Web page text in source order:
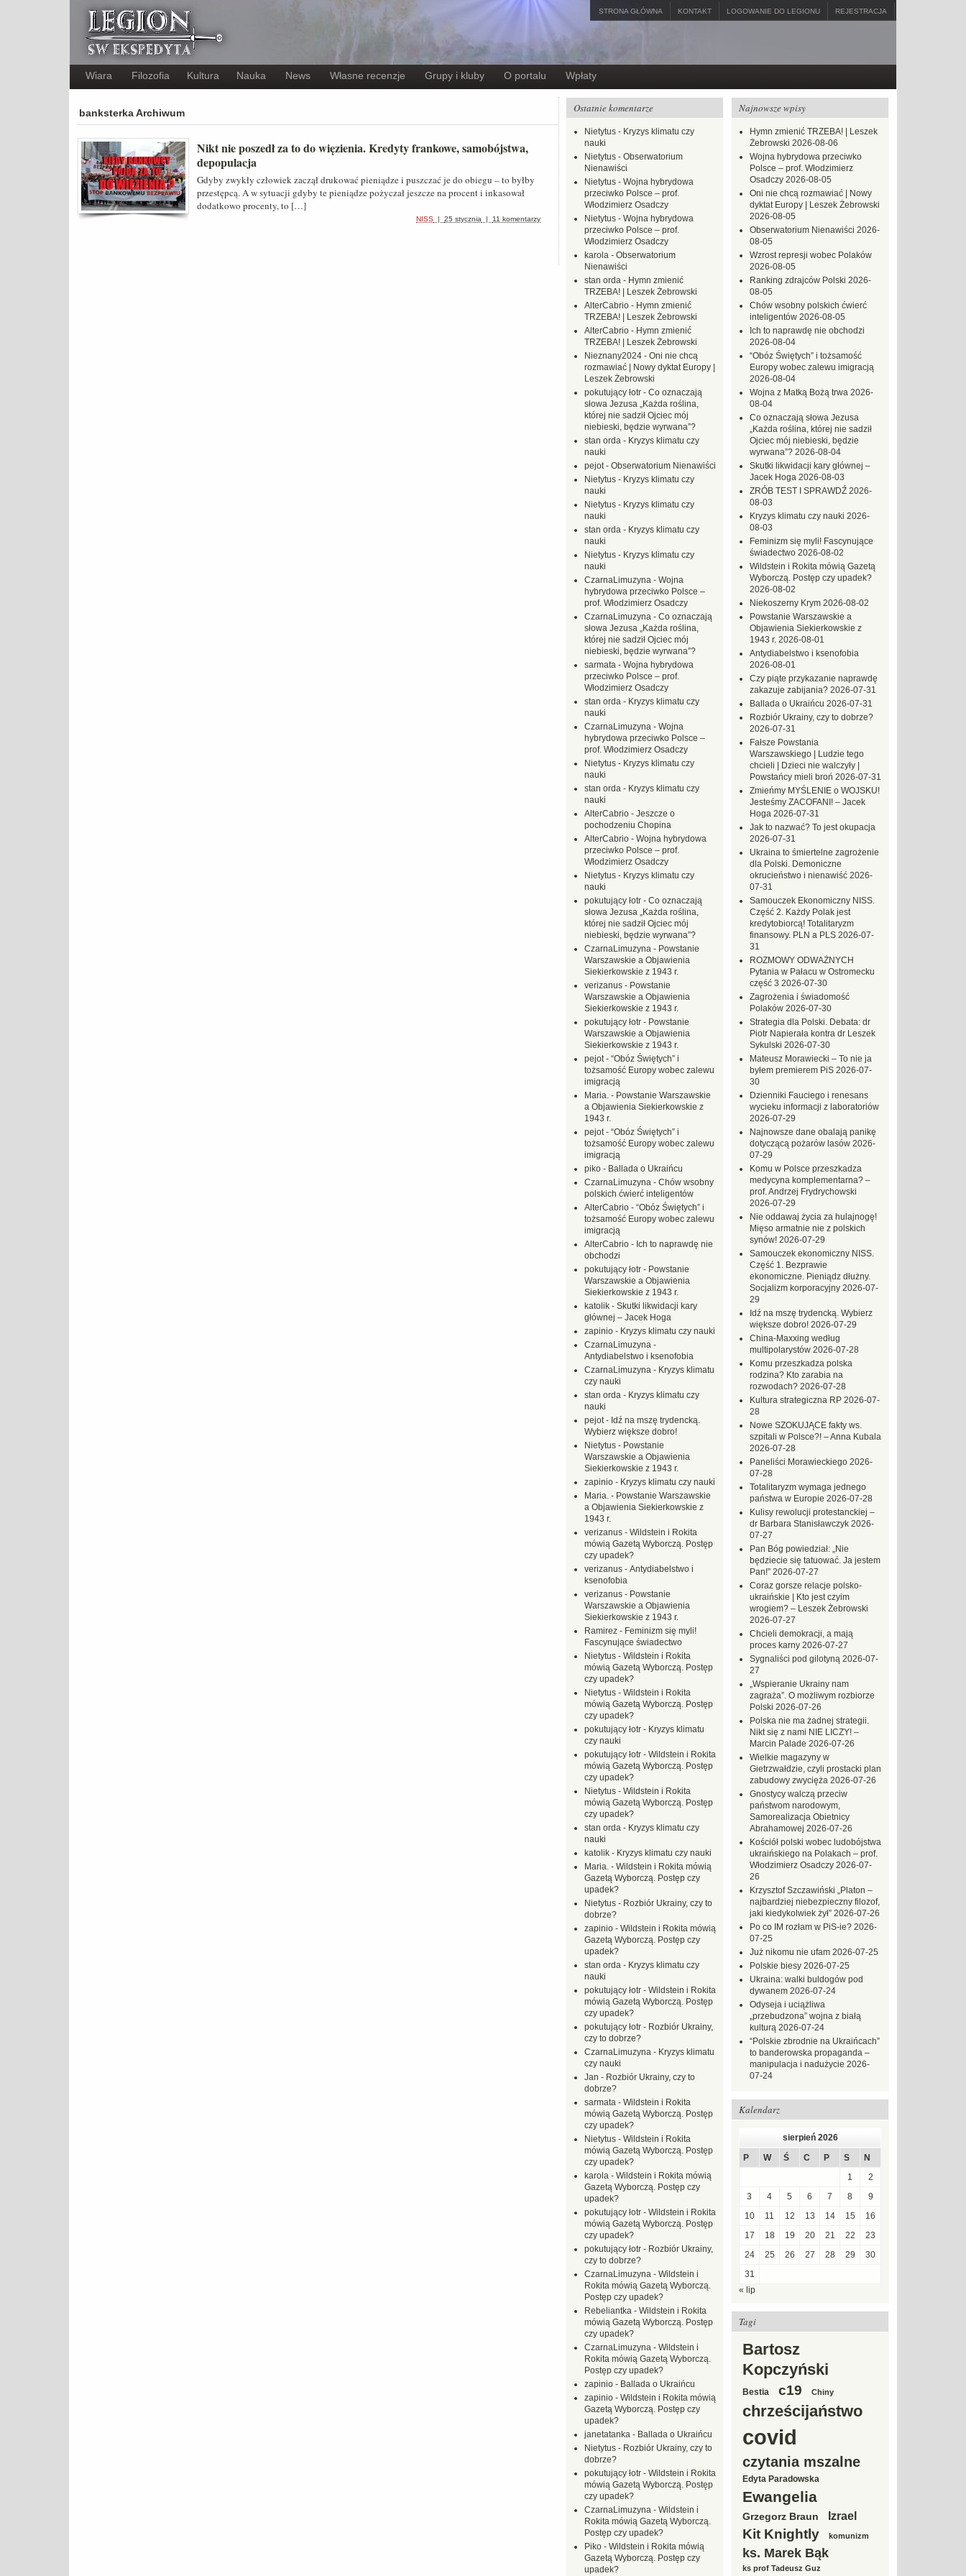
STRONA GŁÓWNA KONTAKT LOGOWANIE DO LEGIONU REJESTRACJA
Wiara Filozofia Kultura Nauka News Własne recenzje Grupy i kluby O portalu Wpłaty
banksterka Archiwum
Nikt nie poszedł za to do więzienia. Kredyty frankowe, samobójstwa,
depopulacja
Gdyby zwykły człowiek zaczął drukować pieniądze i puszczać je do obiegu – to byłby
przestępcą. A w sytuacji gdyby te pieniądze pożyczał jeszcze na procent i inkasował
dodatkowo procenty, to […]
NISS | 25 stycznia | 11 komentarzy
Najnowsze wpisy
Hymn zmienić TRZEBA! | Leszek
Żebrowski 2026-08-06
Wojna hybrydowa przeciwko
Polsce – prof. Włodzimierz
Osadczy 2026-08-05
Oni nie chcą rozmawiać | Nowy
dyktat Europy | Leszek Żebrowski
2026-08-05
Obserwatorium Nienawiści 2026-
08-05
Wzrost represji wobec Polaków
2026-08-05
Ranking zdrajców Polski 2026-
08-05
Chów wsobny polskich ćwierć
inteligentów 2026-08-05
Ich to naprawdę nie obchodzi
2026-08-04
“Obóz Świętych” i tożsamość
Europy wobec zalewu imigracją
2026-08-04
Wojna z Matką Bożą trwa 2026-
08-04
Co oznaczają słowa Jezusa
„Każda roślina, której nie sadził
Ojciec mój niebieski, będzie
wyrwana”? 2026-08-04
Skutki likwidacji kary głównej –
Jacek Hoga 2026-08-03
ZRÓB TEST I SPRAWDŹ 2026-
08-03
Kryzys klimatu czy nauki 2026-
08-03
Feminizm się myli! Fascynujące
świadectwo 2026-08-02
Wildstein i Rokita mówią Gazetą
Wyborczą. Postęp czy upadek?
2026-08-02
Niekoszerny Krym 2026-08-02
Powstanie Warszawskie a
Objawienia Siekierkowskie z
1943 r. 2026-08-01
Antydiabelstwo i ksenofobia
2026-08-01
Czy piąte przykazanie naprawdę
zakazuje zabijania? 2026-07-31
Ballada o Ukraińcu 2026-07-31
Rozbiór Ukrainy, czy to dobrze?
2026-07-31
Fałsze Powstania
Warszawskiego | Ludzie tego
chcieli | Dzieci nie walczyły |
Powstańcy mieli broń 2026-07-31
Zmieńmy MYŚLENIE o WOJSKU!
Jesteśmy ZACOFANI! – Jacek
Hoga 2026-07-31
Jak to nazwać? To jest okupacja
2026-07-31
Ukraina to śmiertelne zagrożenie
dla Polski. Demoniczne
okrucieństwo i nienawiść 2026-
07-31
Samouczek Ekonomiczny NISS.
Część 2. Każdy Polak jest
kredytobiorcą! Totalitaryzm
finansowy. PLN a PLS 2026-07-
31
ROZMOWY ODWAŻNYCH
Pytania w Pałacu w Ostromecku
część 3 2026-07-30
Zagrożenia i świadomość
Polaków 2026-07-30
Strategia dla Polski. Debata: dr
Piotr Napierała kontra dr Leszek
Sykulski 2026-07-30
Mateusz Morawiecki – To nie ja
byłem premierem PiS 2026-07-
30
Dzienniki Fauciego i renesans
wycieku informacji z laboratoriów
2026-07-29
Najnowsze dane obalają panikę
dotyczącą pożarów lasów 2026-
07-29
Komu w Polsce przeszkadza
medycyna komplementarna? –
prof. Andrzej Frydrychowski
2026-07-29
Nie oddawaj życia za hulajnogę!
Mięso armatnie nie z polskich
synów! 2026-07-29
Samouczek ekonomiczny NISS.
Część 1. Bezprawie
ekonomiczne. Pieniądz dłużny.
Socjalizm korporacyjny 2026-07-
29
Idź na mszę trydencką. Wybierz
większe dobro! 2026-07-29
China-Maxxing według
multipolarystów 2026-07-28
Komu przeszkadza polska
rodzina? Kto zarabia na
rozwodach? 2026-07-28
Kultura strategiczna RP 2026-07-
28
Nowe SZOKUJĄCE fakty ws.
szpitali w Polsce?! – Anna Kubala
2026-07-28
Paneliści Morawieckiego 2026-
07-28
Totalitaryzm wymaga jednego
państwa w Europie 2026-07-28
Kulisy rewolucji protestanckiej –
dr Barbara Stanisławczyk 2026-
07-27
Pan Bóg powiedział: „Nie
będziecie się tatuować. Ja jestem
Pan!” 2026-07-27
Coraz gorsze relacje polsko-
ukraińskie | Kto jest czyim
wrogiem? – Leszek Żebrowski
2026-07-27
Chcieli demokracji, a mają
proces karny 2026-07-27
Sygnaliści pod gilotyną 2026-07-
27
„Wspieranie Ukrainy nam
zagraża”. O możliwym rozbiorze
Polski 2026-07-26
Polska nie ma żadnej strategii.
Nikt się z nami NIE LICZY! –
Marcin Palade 2026-07-26
Wielkie magazyny w
Gietrzwałdzie, czyli prostacki plan
zabudowy zwycięża 2026-07-26
Gnostycy walczą przeciw
państwom narodowym,
Samorealizacja Obietnicy
Abrahamowej 2026-07-26
Kościół polski wobec ludobójstwa
ukraińskiego na Polakach – prof.
Włodzimierz Osadczy 2026-07-
26
Krzysztof Szczawiński „Platon –
najbardziej niebezpieczny filozof,
jaki kiedykolwiek żył” 2026-07-26
Po co IM rozłam w PiS-ie? 2026-
07-25
Już nikomu nie ufam 2026-07-25
Polskie biesy 2026-07-25
Ukraina: walki buldogów pod
dywanem 2026-07-24
Odyseja i uciążliwa
„przebudzona” wojna z białą
kulturą 2026-07-24
“Polskie zbrodnie na Ukraińcach”
to banderowska propaganda –
manipulacja i nadużycie 2026-
07-24
Kalendarz
sierpień 2026
P
W Ś C P S
N
1
2
3
4 5 6 7 8
9
10
11 12 13 14 15
16
17
18 19 20 21 22
23
24
25 26 27 28 29
30
31
« lip
Tagi
Bartosz
Kopczyński
Bestia c19 Chiny
chrześcijaństwo
covid
czytania mszalne
Edyta Paradowska
Ewangelia
Grzegorz Braun Izrael
Kit Knightly komunizm
ks. Marek Bąk
ks prof Tadeusz Guz
Ostatnie komentarze
Nietytus - Kryzys klimatu czy
nauki
Nietytus - Obserwatorium
Nienawiści
Nietytus - Wojna hybrydowa
przeciwko Polsce – prof.
Włodzimierz Osadczy
Nietytus - Wojna hybrydowa
przeciwko Polsce – prof.
Włodzimierz Osadczy
karola - Obserwatorium
Nienawiści
stan orda - Hymn zmienić
TRZEBA! | Leszek Żebrowski
AlterCabrio - Hymn zmienić
TRZEBA! | Leszek Żebrowski
AlterCabrio - Hymn zmienić
TRZEBA! | Leszek Żebrowski
Nieznany2024 - Oni nie chcą
rozmawiać | Nowy dyktat Europy |
Leszek Żebrowski
pokutujący łotr - Co oznaczają
słowa Jezusa „Każda roślina,
której nie sadził Ojciec mój
niebieski, będzie wyrwana”?
stan orda - Kryzys klimatu czy
nauki
pejot- Obserwatorium Nienawiści
Nietytus - Kryzys klimatu czy
nauki
Nietytus - Kryzys klimatu czy
nauki
stan orda - Kryzys klimatu czy
nauki
Nietytus - Kryzys klimatu czy
nauki
CzarnaLimuzyna - Wojna
hybrydowa przeciwko Polsce –
prof. Włodzimierz Osadczy
CzarnaLimuzyna - Co oznaczają
słowa Jezusa „Każda roślina,
której nie sadził Ojciec mój
niebieski, będzie wyrwana”?
sarmata - Wojna hybrydowa
przeciwko Polsce – prof.
Włodzimierz Osadczy
stan orda - Kryzys klimatu czy
nauki
CzarnaLimuzyna - Wojna
hybrydowa przeciwko Polsce –
prof. Włodzimierz Osadczy
Nietytus - Kryzys klimatu czy
nauki
stan orda - Kryzys klimatu czy
nauki
AlterCabrio - Jeszcze o
pochodzeniu Chopina
AlterCabrio - Wojna hybrydowa
przeciwko Polsce – prof.
Włodzimierz Osadczy
Nietytus - Kryzys klimatu czy
nauki
pokutujący łotr - Co oznaczają
słowa Jezusa „Każda roślina,
której nie sadził Ojciec mój
niebieski, będzie wyrwana”?
CzarnaLimuzyna - Powstanie
Warszawskie a Objawienia
Siekierkowskie z 1943 r.
verizanus - Powstanie
Warszawskie a Objawienia
Siekierkowskie z 1943 r.
pokutujący łotr - Powstanie
Warszawskie a Objawienia
Siekierkowskie z 1943 r.
pejot- “Obóz Świętych” i
tożsamość Europy wobec zalewu
imigracją
Maria. - Powstanie Warszawskie
a Objawienia Siekierkowskie z
1943 r.
pejot- “Obóz Świętych” i
tożsamość Europy wobec zalewu
imigracją
piko - Ballada o Ukraińcu
CzarnaLimuzyna - Chów wsobny
polskich ćwierć inteligentów
AlterCabrio - “Obóz Świętych” i
tożsamość Europy wobec zalewu
imigracją
AlterCabrio - Ich to naprawdę nie
obchodzi
pokutujący łotr - Powstanie
Warszawskie a Objawienia
Siekierkowskie z 1943 r.
katolik - Skutki likwidacji kary
głównej – Jacek Hoga
zapinio - Kryzys klimatu czy nauki
CzarnaLimuzyna -
Antydiabelstwo i ksenofobia
CzarnaLimuzyna - Kryzys klimatu
czy nauki
stan orda - Kryzys klimatu czy
nauki
pejot- Idź na mszę trydencką.
Wybierz większe dobro!
Nietytus - Powstanie
Warszawskie a Objawienia
Siekierkowskie z 1943 r.
zapinio - Kryzys klimatu czy nauki
Maria. - Powstanie Warszawskie
a Objawienia Siekierkowskie z
1943 r.
verizanus - Wildstein i Rokita
mówią Gazetą Wyborczą. Postęp
czy upadek?
verizanus - Antydiabelstwo i
ksenofobia
verizanus - Powstanie
Warszawskie a Objawienia
Siekierkowskie z 1943 r.
Ramirez - Feminizm się myli!
Fascynujące świadectwo
Nietytus - Wildstein i Rokita
mówią Gazetą Wyborczą. Postęp
czy upadek?
Nietytus - Wildstein i Rokita
mówią Gazetą Wyborczą. Postęp
czy upadek?
pokutujący łotr - Kryzys klimatu
czy nauki
pokutujący łotr - Wildstein i Rokita
mówią Gazetą Wyborczą. Postęp
czy upadek?
Nietytus - Wildstein i Rokita
mówią Gazetą Wyborczą. Postęp
czy upadek?
stan orda - Kryzys klimatu czy
nauki
katolik - Kryzys klimatu czy nauki
Maria. - Wildstein i Rokita mówią
Gazetą Wyborczą. Postęp czy
upadek?
Nietytus - Rozbiór Ukrainy, czy to
dobrze?
zapinio - Wildstein i Rokita mówią
Gazetą Wyborczą. Postęp czy
upadek?
stan orda - Kryzys klimatu czy
nauki
pokutujący łotr - Wildstein i Rokita
mówią Gazetą Wyborczą. Postęp
czy upadek?
pokutujący łotr - Rozbiór Ukrainy,
czy to dobrze?
CzarnaLimuzyna - Kryzys klimatu
czy nauki
Jan - Rozbiór Ukrainy, czy to
dobrze?
sarmata - Wildstein i Rokita
mówią Gazetą Wyborczą. Postęp
czy upadek?
Nietytus - Wildstein i Rokita
mówią Gazetą Wyborczą. Postęp
czy upadek?
karola - Wildstein i Rokita mówią
Gazetą Wyborczą. Postęp czy
upadek?
pokutujący łotr - Wildstein i Rokita
mówią Gazetą Wyborczą. Postęp
czy upadek?
pokutujący łotr - Rozbiór Ukrainy,
czy to dobrze?
CzarnaLimuzyna - Wildstein i
Rokita mówią Gazetą Wyborczą.
Postęp czy upadek?
Rebeliantka - Wildstein i Rokita
mówią Gazetą Wyborczą. Postęp
czy upadek?
CzarnaLimuzyna - Wildstein i
Rokita mówią Gazetą Wyborczą.
Postęp czy upadek?
zapinio - Ballada o Ukraińcu
zapinio - Wildstein i Rokita mówią
Gazetą Wyborczą. Postęp czy
upadek?
janetatanka - Ballada o Ukraińcu
Nietytus - Rozbiór Ukrainy, czy to
dobrze?
pokutujący łotr - Wildstein i Rokita
mówią Gazetą Wyborczą. Postęp
czy upadek?
CzarnaLimuzyna - Wildstein i
Rokita mówią Gazetą Wyborczą.
Postęp czy upadek?
Piko - Wildstein i Rokita mówią
Gazetą Wyborczą. Postęp czy
upadek?